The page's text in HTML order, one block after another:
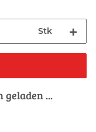
Stk
geladen ...